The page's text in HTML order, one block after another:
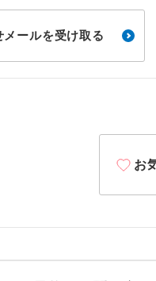
ールを受け取る
お
女性限定